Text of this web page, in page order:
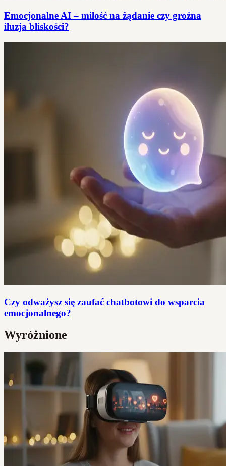
Emocjonalne AI – miłość na żądanie czy groźna
iluzja bliskości?
Czy odważysz się zaufać chatbotowi do wsparcia
emocjonalnego?
Wyróżnione